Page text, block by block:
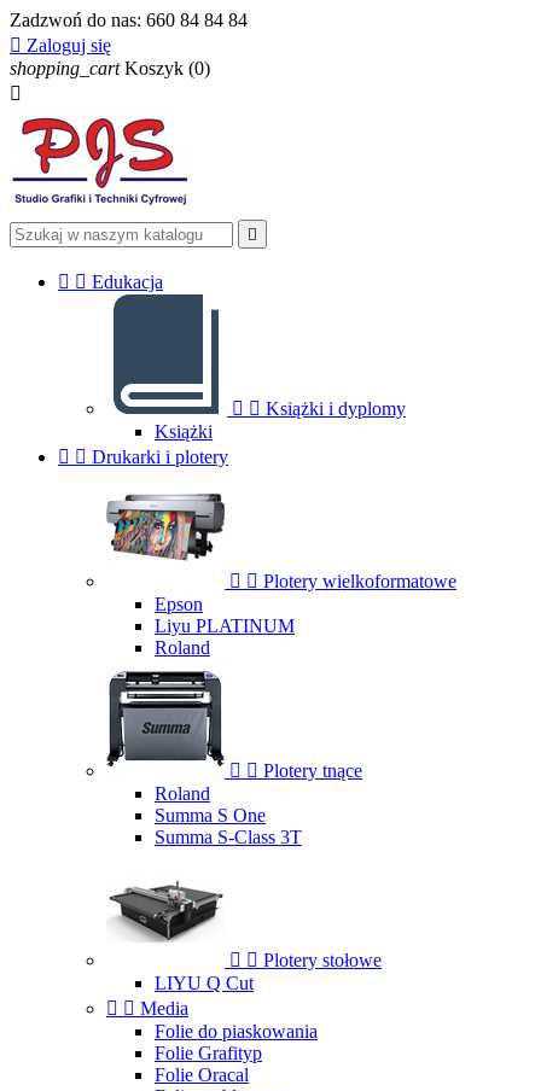
Zadzwoń do nas: 660 84 84 84
 Zaloguj się
shopping_cart Koszyk (0)


  Edukacja
  Książki i dyplomy
Książki
  Drukarki i plotery
  Plotery wielkoformatowe
Epson
Liyu PLATINUM
Roland
  Plotery tnące
Roland
Summa S One
Summa S-Class 3T
  Plotery stołowe
LIYU Q Cut
  Media
Folie do piaskowania
Folie Grafityp
Folie Oracal